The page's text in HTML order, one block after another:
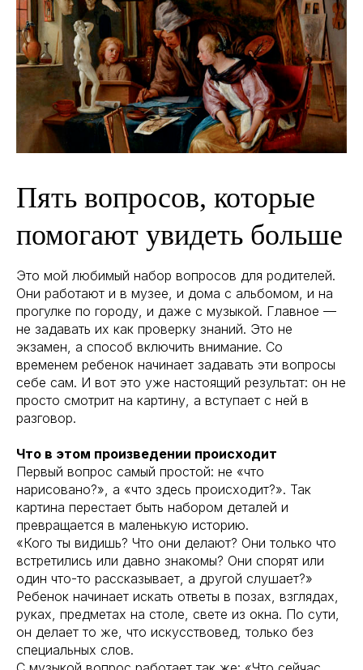
Пять вопросов, которые
помогают увидеть больше
Это мой любимый набор вопросов для родителей.
Они работают и в музее, и дома с альбомом, и на
прогулке по городу, и даже с музыкой. Главное —
не задавать их как проверку знаний. Это не
экзамен, а способ включить внимание. Со
временем ребенок начинает задавать эти вопросы
себе сам. И вот это уже настоящий результат: он не
просто смотрит на картину, а вступает с ней в
разговор.
Что в этом произведении происходит
Первый вопрос самый простой: не «что
нарисовано?», а «что здесь происходит?». Так
картина перестает быть набором деталей и
превращается в маленькую историю.
«Кого ты видишь? Что они делают? Они только что
встретились или давно знакомы? Они спорят или
один что-то рассказывает, а другой слушает?»
Ребенок начинает искать ответы в позах, взглядах,
руках, предметах на столе, свете из окна. По сути,
он делает то же, что искусствовед, только без
специальных слов.